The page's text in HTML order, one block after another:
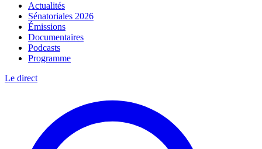
Actualités
Sénatoriales 2026
Émissions
Documentaires
Podcasts
Programme
Le direct